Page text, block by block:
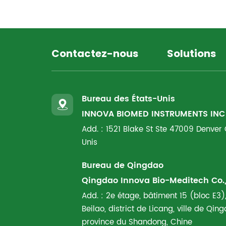
Contactez-nous Solutions
Bureau des États-Unis
INNOVA BIOMED INSTRUMENTS INC
Add. : 1521 Blake St Ste 47009
Unis
Bureau de Qingdao
Qingdao Innova Bio-Meditech
Add. : 2e étage, bâtiment 15 (bloc
Beilao, district de Licang, ville de
province du Shandong, Chine